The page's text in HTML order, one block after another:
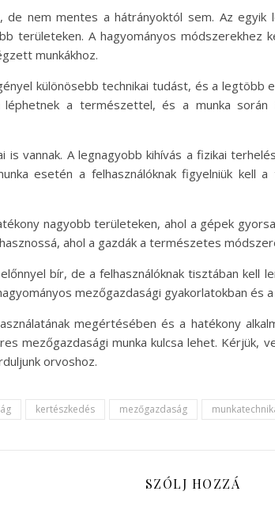
de nem mentes a hátrányoktól sem. Az
területeken. A hagyományos
munkákhoz.
különösebb technikai tudást, és a legtöbb
léphetnek a természettel, és a munka
is vannak. A legnagyobb kihívás a fizikai
esetén a felhasználóknak figyelniük
nagyobb területeken, ahol a gépek
ahol a gazdák a természetes
bír, de a felhasználóknak tisztában kell
mezőgazdasági gyakorlatokban
megértésében és a hatékony
mezőgazdasági munka kulcsa lehet. Kérjük,
orvoshoz.
kertészkedés mezőgazdaság
SZÓLJ HOZZÁ